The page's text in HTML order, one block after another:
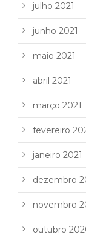
julho 2021
junho 2021
maio 2021
abril 2021
março 2021
fevereiro
janeiro 2021
dezembro
novembro
outubro